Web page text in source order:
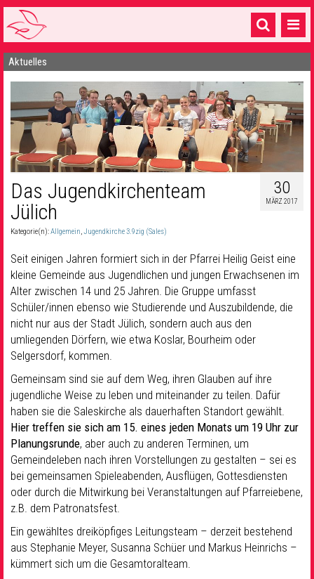
Startseite
1 Pfarrei
16 Gemeinden & mehr
Gottesdienste & Sinnsuche
Gemeinschaft & Soziales
Musik& Kultur
Seelsorge & Kontakt
Aktuelles
30
MÄRZ 2017
Das Jugendkirchenteam
Jülich
Kategorie(n):Allgemein,Jugendkirche 3.9zig (Sales)
Seit einigen Jahren formiert sich in der Pfarrei Heilig Geist eine
kleine Gemeinde aus Jugendlichen und jungen Erwachsenen im
Alter zwischen 14 und 25 Jahren. Die Gruppe umfasst
Schüler/innen ebenso wie Studierende und Auszubildende, die
nicht nur aus der Stadt Jülich, sondern auch aus den
umliegenden Dörfern, wie etwa Koslar, Bourheim oder
Selgersdorf, kommen.
Gemeinsam sind sie auf dem Weg, ihren Glauben auf ihre
jugendliche Weise zu leben und miteinander zu teilen. Dafür
haben sie die Saleskirche als dauerhaften Standort gewählt.
Hier treffen sie sich am 15. eines jeden Monats um 19 Uhr zur
Planungsrunde, aber auch zu anderen Terminen, um
Gemeindeleben nach ihren Vorstellungen zu gestalten – sei es
bei gemeinsamen Spieleabenden, Ausflügen, Gottesdiensten
oder durch die Mitwirkung bei Veranstaltungen auf Pfarreiebene,
z.B. dem Patronatsfest.
Ein gewähltes dreiköpfiges Leitungsteam – derzeit bestehend
aus Stephanie Meyer, Susanna Schüer und Markus Heinrichs –
kümmert sich um die Gesamtoralteam.